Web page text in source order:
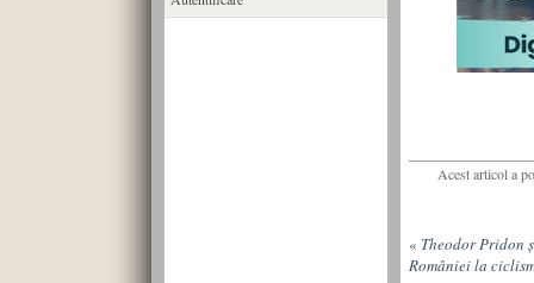
Acest articol a
« Theodor Pridon
României la